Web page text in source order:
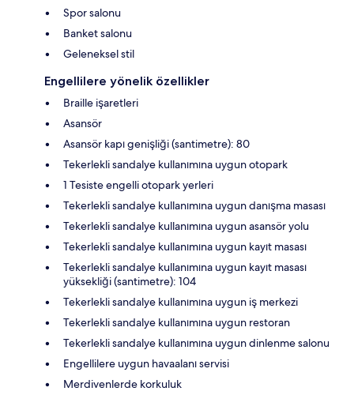
Spor salonu
Banket salonu
Geleneksel stil
Engellilere yönelik özellikler
Braille işaretleri
Asansör
Asansör kapı genişliği (santimetre): 80
Tekerlekli sandalye kullanımına uygun otopark
1 Tesiste engelli otopark yerleri
Tekerlekli sandalye kullanımına uygun danışma masası
Tekerlekli sandalye kullanımına uygun asansör yolu
Tekerlekli sandalye kullanımına uygun kayıt masası
Tekerlekli sandalye kullanımına uygun kayıt masası
yüksekliği (santimetre): 104
Tekerlekli sandalye kullanımına uygun iş merkezi
Tekerlekli sandalye kullanımına uygun restoran
Tekerlekli sandalye kullanımına uygun dinlenme salonu
Engellilere uygun havaalanı servisi
Merdivenlerde korkuluk